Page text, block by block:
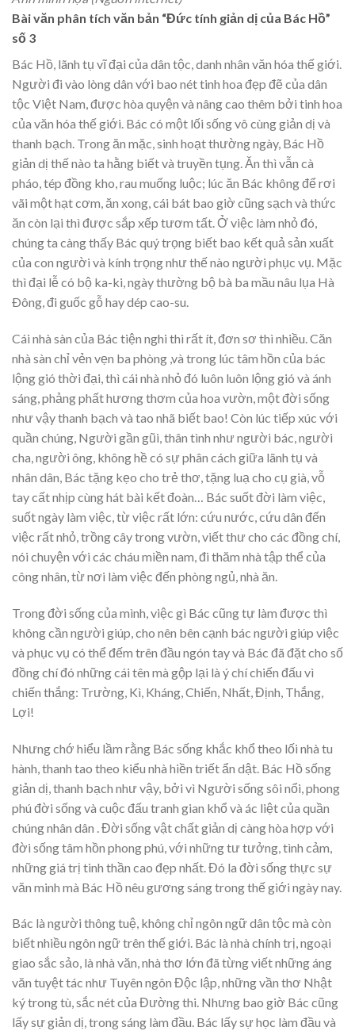
Bài văn phân tích văn bản “Đức tính giản dị của Bác Hồ”
số 3
Bác Hồ, lãnh tụ vĩ đại của dân tộc, danh nhân văn hóa thế giới.
Người đi vào lòng dân với bao nét tinh hoa đẹp đẽ của dân
tộc Việt Nam, được hòa quyện và nâng cao thêm bởi tinh hoa
của văn hóa thế giới. Bác có một lối sống vô cùng giản dị và
thanh bạch. Trong ăn mặc, sinh hoạt thường ngày, Bác Hồ
giản dị thế nào ta hằng biết và truyền tụng. Ăn thì vẫn cà
pháo, tép đồng kho, rau muống luộc; lúc ăn Bác không để rơi
vãi một hạt cơm, ăn xong, cái bát bao giờ cũng sạch và thức
ăn còn lại thì được sắp xếp tươm tất. Ở việc làm nhỏ đó,
chúng ta càng thấy Bác quý trọng biết bao kết quả sản xuất
của con người và kính trọng như thế nào người phục vụ. Mặc
thì đại lễ có bộ ka-ki, ngày thường bộ bà ba mầu nâu lụa Hà
Ðông, đi guốc gỗ hay dép cao-su.
Cái nhà sàn của Bác tiện nghi thì rất ít, đơn sơ thì nhiều. Căn
nhà sàn chỉ vẻn vẹn ba phòng ,và trong lúc tâm hồn của bác
lộng gió thời đại, thì cái nhà nhỏ đó luôn luôn lộng gió và ánh
sáng, phảng phất hương thơm của hoa vườn, một đời sống
như vậy thanh bạch và tao nhã biết bao! Còn lúc tiếp xúc với
quần chúng, Người gần gũi, thân tình như người bác, người
cha, người ông, không hề có sự phân cách giữa lãnh tụ và
nhân dân, Bác tặng kẹo cho trẻ thơ, tặng luạ cho cụ già, vỗ
tay cất nhịp cùng hát bài kết đoàn… Bác suốt đời làm việc,
suốt ngày làm việc, từ việc rất lớn: cứu nước, cứu dân đến
việc rất nhỏ, trồng cây trong vườn, viết thư cho các đồng chí,
nói chuyện với các cháu miền nam, đi thăm nhà tập thể của
công nhân, từ nơi làm việc đến phòng ngủ, nhà ăn.
Trong đời sống của mình, việc gì Bác cũng tự làm được thì
không cần người giúp, cho nên bên cạnh bác người giúp việc
và phục vụ có thể đếm trên đầu ngón tay và Bác đã đặt cho số
đồng chí đó những cái tên mà gộp lại là ý chí chiến đấu vì
chiến thắng: Trường, Kì, Kháng, Chiến, Nhất, Định, Thắng,
Lợi!
Nhưng chớ hiểu lầm rằng Bác sống khắc khổ theo lối nhà tu
hành, thanh tao theo kiểu nhà hiền triết ẩn dật. Bác Hồ sống
giản dị, thanh bạch như vậy, bởi vì Người sống sôi nổi, phong
phú đời sống và cuộc đấu tranh gian khổ và ác liệt của quần
chúng nhân dân . Đời sống vật chất giản dị càng hòa hợp với
đời sống tâm hồn phong phú, với những tư tưởng, tình cảm,
những giá trị tinh thần cao đẹp nhất. Đó la đời sống thực sự
văn minh mà Bác Hồ nêu gương sáng trong thế giới ngày nay.
Bác là người thông tuệ, không chỉ ngôn ngữ dân tộc mà còn
biết nhiều ngôn ngữ trên thế giới. Bác là nhà chính trị, ngoại
giao sắc sảo, là nhà văn, nhà thơ lớn đã từng viết những áng
văn tuyệt tác như Tuyên ngôn Độc lập, những vần thơ Nhật
ký trong tù, sắc nét của Đường thi. Nhưng bao giờ Bác cũng
lấy sự giản dị, trong sáng làm đầu. Bác lấy sự học làm đầu và